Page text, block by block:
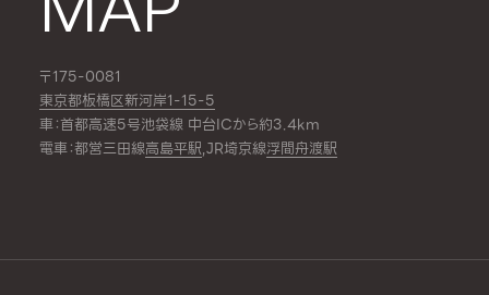
〒175-0081
東京都板橋区新河岸1-15-5
車：首都高速5号池袋線 中台ICから約3.4km
電車：都営三田線高島平駅,JR埼京線浮間舟渡駅